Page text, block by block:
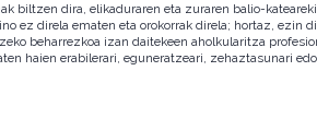
biltzen dira, elikaduraren eta zuraren balio-
ez direla ematen eta orokorrak direla; hortaz,
beharrezkoa izan daitekeen aholkularitza
haien erabilerari, eguneratzeari, zehaztasunari